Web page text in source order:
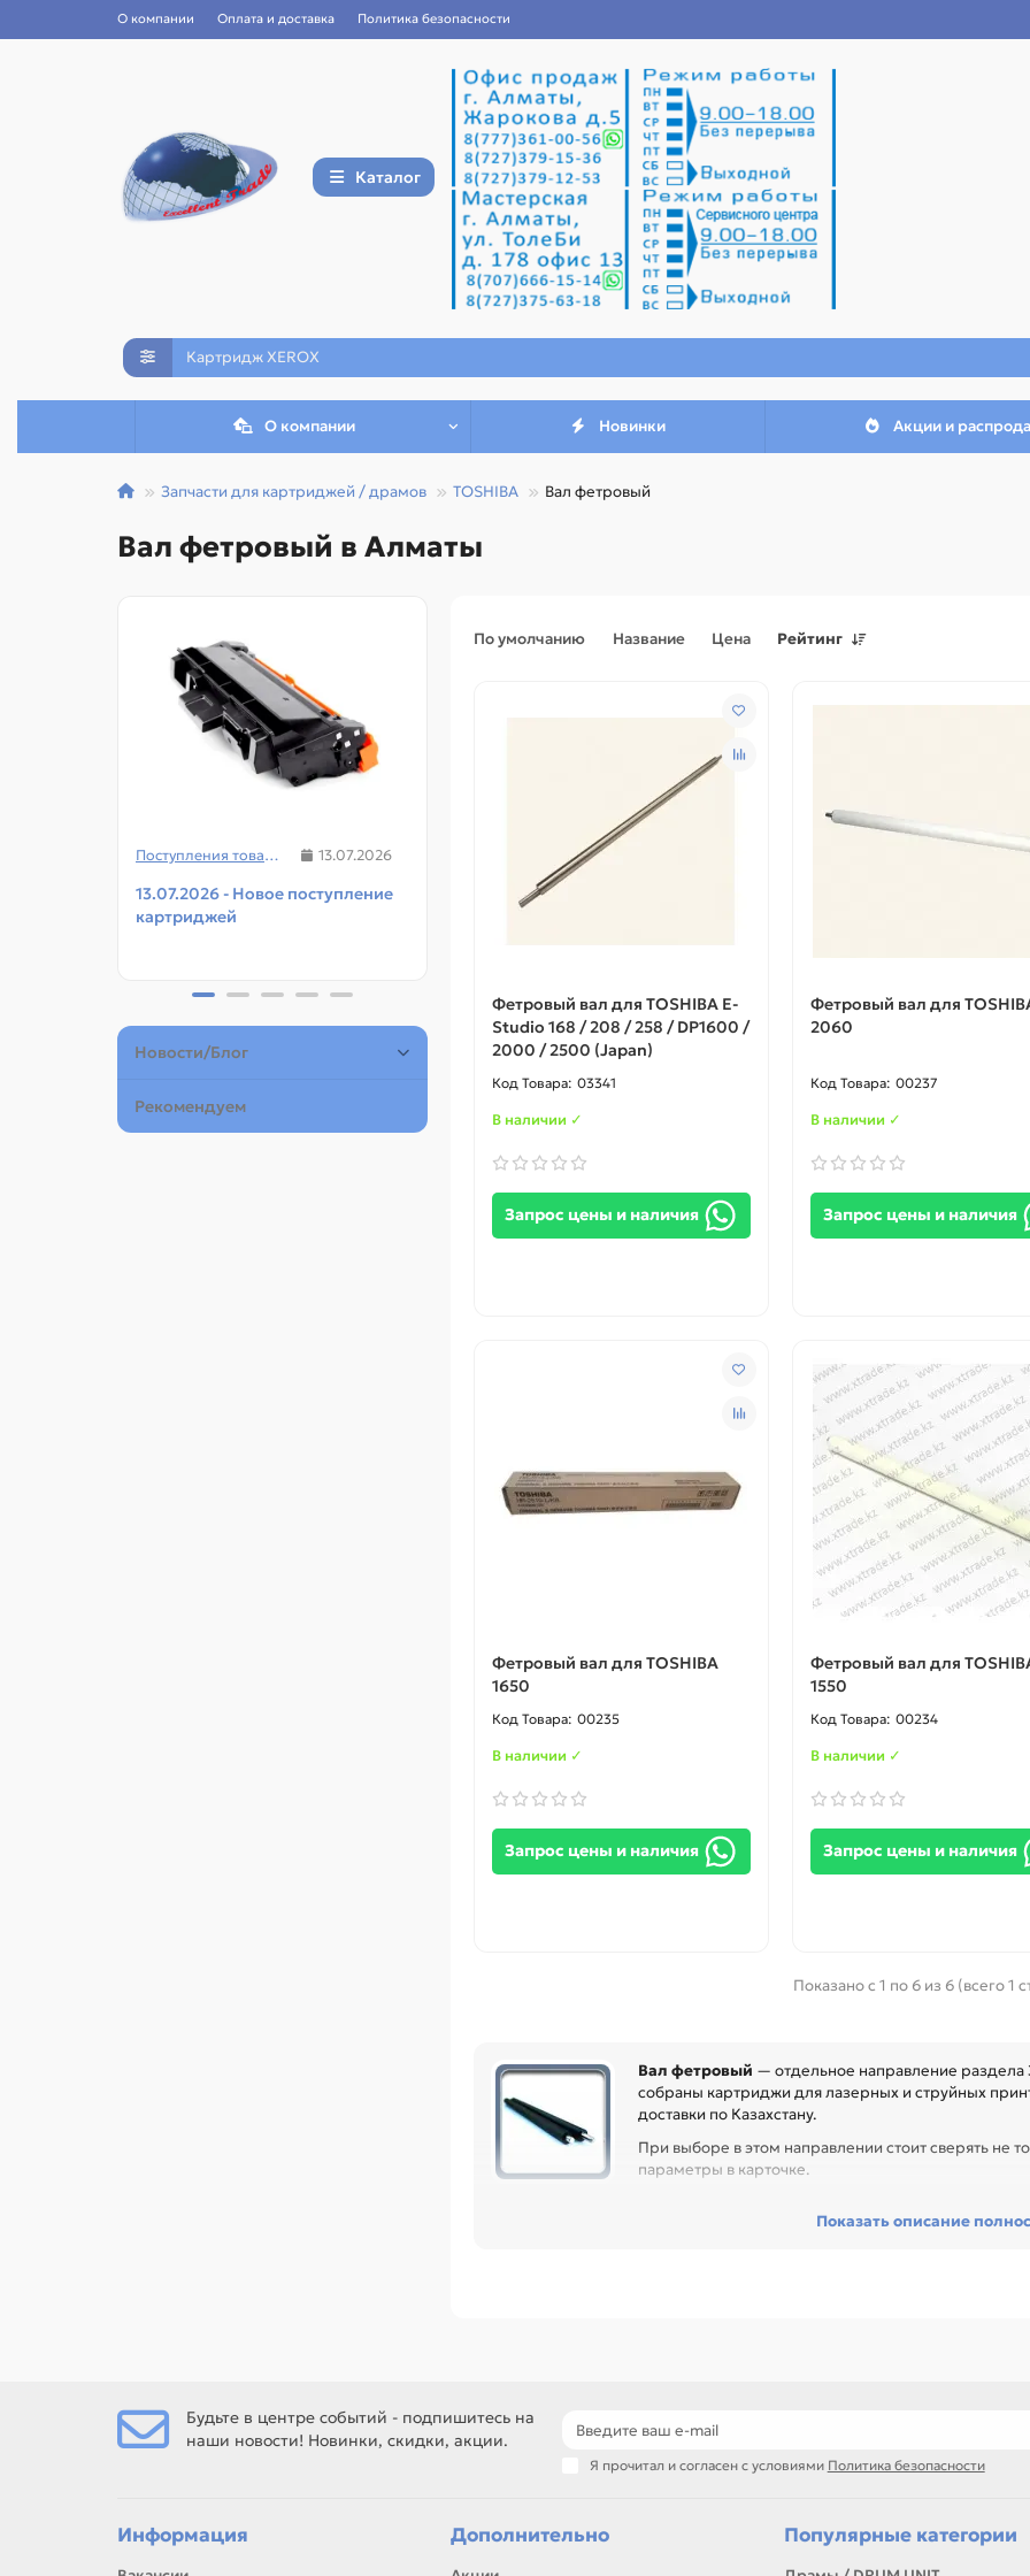
О компании Оплата и доставка Политика безопасности
Каталог
О компании Новинки Акции и
Запчасти для картриджей / драмов TOSHIBA Вал фетровый
Вал фетровый в Алматы
Поступления товаров 13.07.2026
13.07.2026 - Новое поступление
картриджей
Поступления товаров
08.07.2026 - Новое поступление
Новости/Блог
Рекомендуем
По умолчанию Название Цена Рейтинг
Фетровый вал для TOSHIBA E-
Studio 168 / 208 / 258 / DP1600 /
2000 / 2500 (Japan)
03341
В наличии ✓
Запрос цены и наличия
Фетровый вал для
2060
00237
В наличии ✓
Запрос цены и наличия
Фетровый вал для TOSHIBA
1650
00235
В наличии ✓
Запрос цены и наличия
Фетровый вал для
1550
00234
В наличии ✓
Запрос цены и наличия
Показано с 1 по 6 из 6 (всего 1
Вал фетровый — отдельное направление
собраны картриджи для лазерных и струйных
доставки по Казахстану.
При выборе в этом направлении стоит сверять не
параметры в карточке.
расходник без ошибок по совместимости, особенно при обслуживании
самовывоз и доставка по Алматы, отправка по Казахстану
Если параметры в карточке совпадают с вашей моделью или задачей,
Показать описание
Будьте в центре событий - подпишитесь на
наши новости! Новинки, скидки, акции.
Я прочитал и согласен с условиями Политика безопасности
Информация Дополнительно Популярные категории